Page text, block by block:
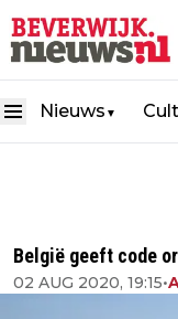
Nieuws ▼
België geeft code
02 AUG 2020, 19:15•